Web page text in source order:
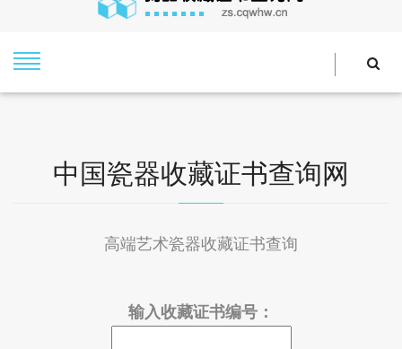
中国瓷器收藏证书查询网
高端艺术瓷器收藏证书查询
输入收藏证书编号：